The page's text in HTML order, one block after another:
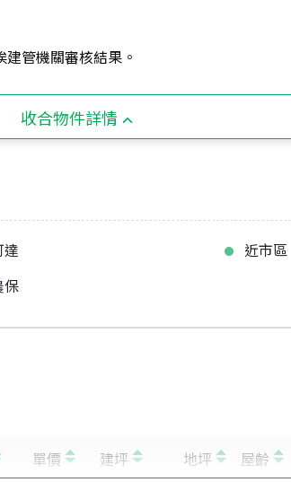
管機關審核結果。
收合物件詳情
達
近市區
保